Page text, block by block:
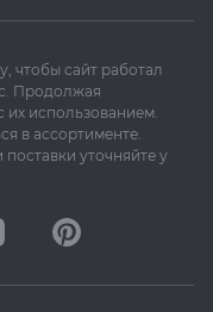
чтобы сайт работал
Продолжая
их использованием.
в ассортименте.
уточняйте у